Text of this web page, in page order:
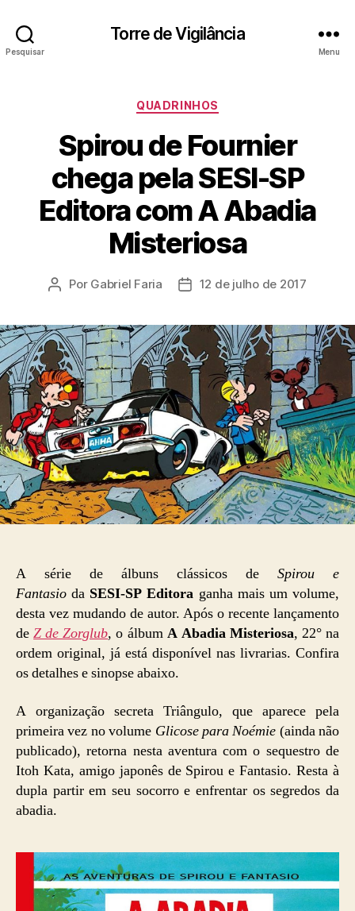
Pesquisar
Torre de Vigilância
Menu
Categorias
QUADRINHOS
Spirou de Fournier
chega pela SESI-SP
Editora com A Abadia
Misteriosa
Autor
Por Gabriel Faria
Data12 de julho de 2017
A série de álbuns clássicos de Spirou e
Fantasio da SESI-SP Editora ganha mais um volume,
desta vez mudando de autor. Após o recente lançamento
deZ de Zorglub, o álbum A Abadia Misteriosa, 22° na
ordem original, já está disponível nas livrarias. Confira
os detalhes e sinopse abaixo.
A organização secreta Triângulo, que aparece pela
primeira vez no volume Glicose para Noémie (ainda não
publicado), retorna nesta aventura com o sequestro de
Itoh Kata, amigo japonês de Spirou e Fantasio. Resta à
dupla partir em seu socorro e enfrentar os segredos da
abadia.